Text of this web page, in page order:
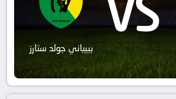
بيبياني جولد ستارز